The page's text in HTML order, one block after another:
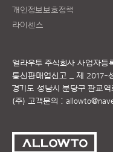
개인정보보호정책
라이센스
얼라우투 주식회사 사업자
통신판매업신고 _ 제 2017-
경기도 성남시 분당구 판교
(주) 고객문의 :